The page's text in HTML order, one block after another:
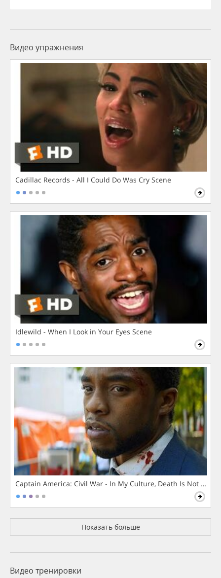
Видео упражнения
Cadillac Records - All I Could Do Was Cry Scene
Idlewild - When I Look in Your Eyes Scene
Captain America: Civil War - In My Culture, Death Is Not The
Показать больше
Видео тренировки